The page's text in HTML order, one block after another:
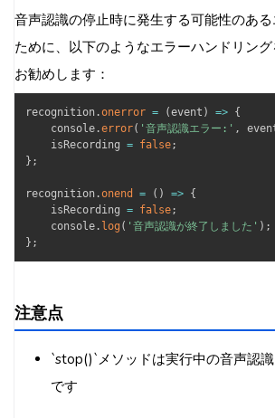
音声認識の停止時に発生する可能性のあ
ために、以下のようなエラーハンドリン
お勧めします：
recognition .onerror = (event ) => {
    console
.error( '音声認識エラー:' ,
    isRecording
= false;
} ;
recognition .onend = ( ) => {
    isRecording
= false;
    console
. log ( '音声認識が終了しました' ) ;
} ;
注意点
`stop()`メソッドは実行中の音声認
です